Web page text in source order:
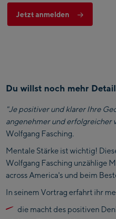
Jetzt anmelden
Du willst noch mehr
"Je positiver und klarer Ihre
angenehmer und erfolgreicher
Wolfgang Fasching.
Mentale Stärke ist wichtig!
Wolfgang Fasching unzählige
across America's und beim
In seinem Vortrag erfahrt ihr
die macht des positiven